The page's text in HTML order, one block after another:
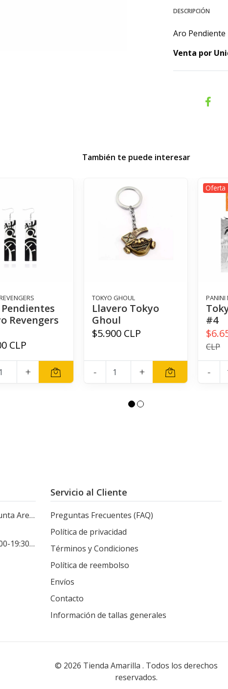
DESCRIPCIÓN
Aro Pendiente
Venta por
También te puede interesar
Revengers
CLP
+
TOKYO GHOUL
Llavero Tokyo
Ghoul
$5.900 CLP
- +
Oferta
PANINI
#4
CLP
-
Chile
hrs
Servicio al Cliente
Preguntas Frecuentes (FAQ)
Política de privacidad
Términos y Condiciones
Política de reembolso
Envíos
Contacto
Información de tallas generales
© 2026 Tienda Amarilla . Todos los derechos
reservados.